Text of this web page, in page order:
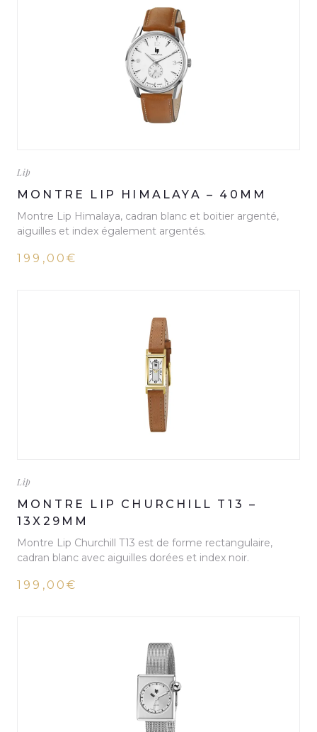
Lip
MONTRE LIP HIMALAYA – 40MM
Montre Lip Himalaya, cadran blanc et boitier argenté,
aiguilles et index également argentés.
199,00€
Lip
MONTRE LIP CHURCHILL T13 –
13X29MM
Montre Lip Churchill T13 est de forme rectangulaire,
cadran blanc avec aiguilles dorées et index noir.
199,00€